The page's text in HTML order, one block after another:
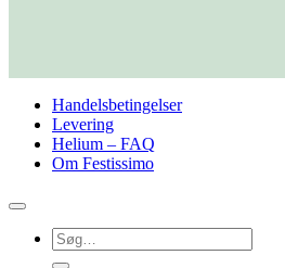
Handelsbetingelser
Levering
Helium – FAQ
Om Festissimo
Søg
efter: